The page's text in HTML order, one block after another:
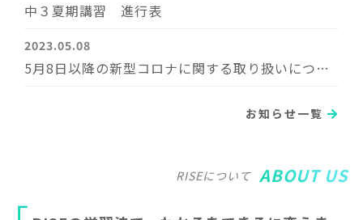
中３夏期講習 進行表
2023.05.08
5月8日以降の新型コロナに関する取り扱いについて
お知らせ一覧
RISEについて ABOUT US